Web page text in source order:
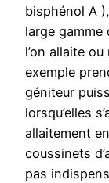
bisphénol A
large
l’on allaite
exemple
géniteur
lorsqu’elles
allaitement
coussinets
pas